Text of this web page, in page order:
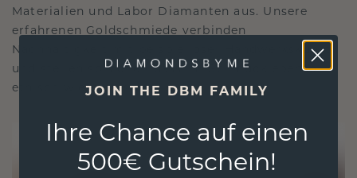
Materialien und Labor Diamanten aus. Unsere
erfahrenen Goldschmiede verbinden
Nachhaltigkeit mit beispielloser Handwerkskunst
und stellen so sicher, dass Ihr Schmuck ebenso
ethisch wie exquisit ist.JOIN THE DBM FAMILY
Ihre Chance auf einen
500€ Gutschein!